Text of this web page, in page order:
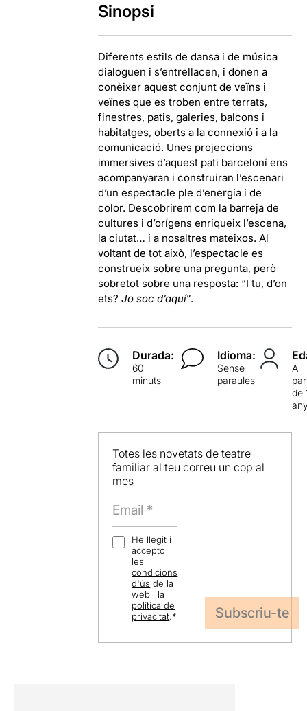
Sinopsi
Diferents estils de dansa i de música
dialoguen i s’entrellacen, i donen a
conèixer aquest conjunt de veïns i
veïnes que es troben entre terrats,
finestres, patis, galeries, balcons i
habitatges, oberts a la connexió i a la
comunicació. Unes projeccions
immersives d’aquest pati barceloní ens
acompanyaran i construiran l’escenari
d’un espectacle ple d’energia i de
color. Descobrirem com la barreja de
cultures i d’orígens enriqueix l’escena,
la ciutat… i a nosaltres mateixos. Al
voltant de tot això, l’espectacle es
construeix sobre una pregunta, però
sobretot sobre una resposta: “I tu, d’on
ets?Jo soc d’aquí”.
Durada:
60
minuts
Idioma:
Sense
paraules
A
de
Totes les novetats de teatre
familiar al teu correu un cop al
mes
He llegit i
accepto
les
condicions
d'ús de la
web i la
política de
privacitat.*